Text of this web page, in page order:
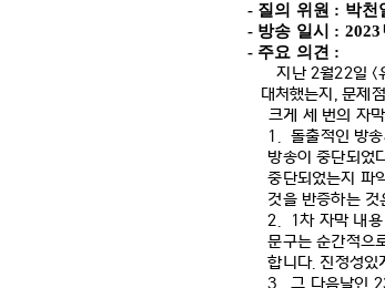
- 질의 위원 : 박천
- 방송 일시 : 2023
- 주요 의견 :
지난2월22일<
대처했는지,문제
크게 세 번의 자
1.돌출적인 방
방송이 중단되었
중단되었는지 파
것을 반증하는
2. 1차 자막 내
문구는 순간적으
합니다. 진정성있
3.그 다음날인